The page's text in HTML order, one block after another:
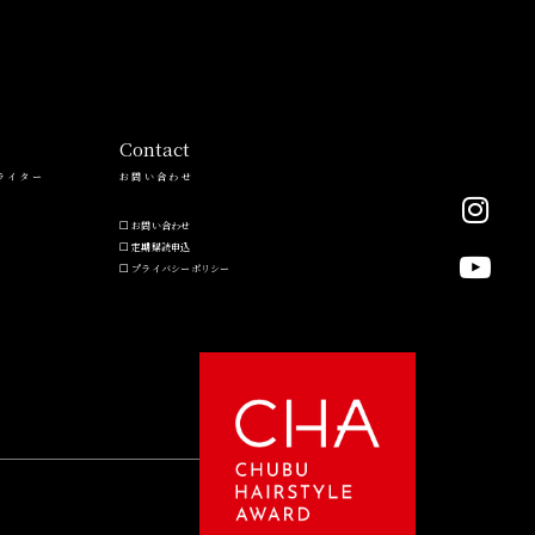
イター
Contact
お問い合わせ
お問い合わせ
定期購読申込
プライバシーポリシー